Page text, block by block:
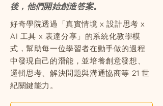
後，他們開始創造答案。
好奇學院透過「真實情境 x 設計思考 x
AI 工具 x 表達分享」的系統化教學模
式，幫助每一位學習者在動手做的過程
中發現自己的潛能，並培養創意發想、
邏輯思考、解決問題與溝通協商等 21 世
紀關鍵能力。